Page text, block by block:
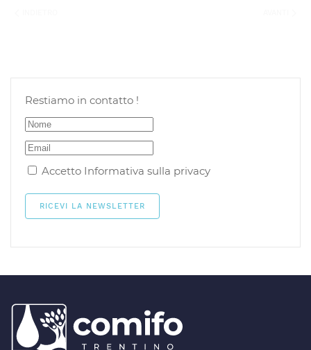
Restiamo in contatto !
Accetto Informativa sulla privacy